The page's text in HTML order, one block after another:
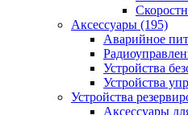
Аксессуары (195)
Аварийное
Устройства
Устройства
Устройства
Аксессуары